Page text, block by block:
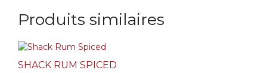
Produits similaires
SHACK RUM SPICED